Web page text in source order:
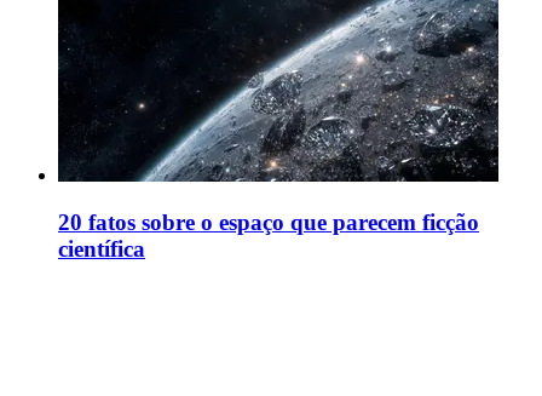
20 fatos sobre o espaço que parecem ficção
científica